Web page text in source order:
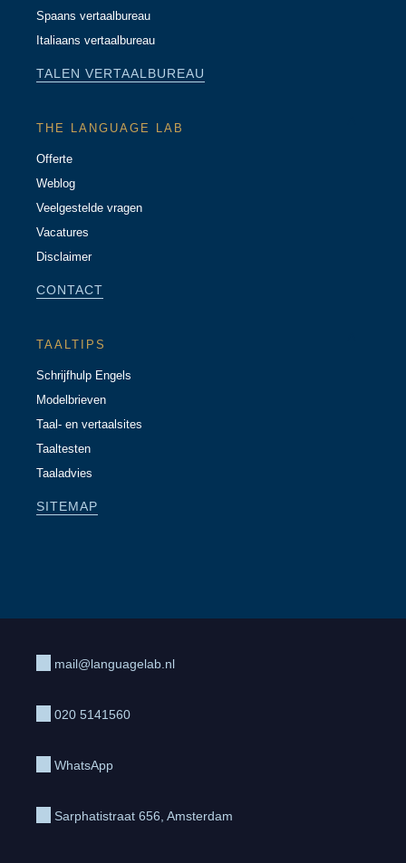
Spaans vertaalbureau
Italiaans vertaalbureau
TALEN VERTAALBUREAU
THE LANGUAGE LAB
Offerte
Weblog
Veelgestelde vragen
Vacatures
Disclaimer
CONTACT
TAALTIPS
Schrijfhulp Engels
Modelbrieven
Taal- en vertaalsites
Taaltesten
Taaladvies
SITEMAP
mail@languagelab.nl
020 5141560
WhatsApp
Sarphatistraat 656, Amsterdam